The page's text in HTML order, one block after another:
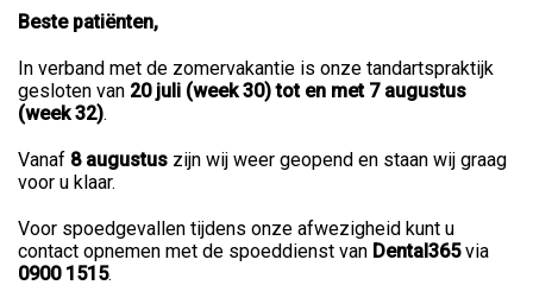
Beste patiënten,
In verband met de zomervakantie is onze tandartspraktijk
gesloten van 20 juli (week 30) tot en met 7 augustus
(week 32).
Vanaf 8 augustus zijn wij weer geopend en staan wij graag
voor u klaar.
Voor spoedgevallen tijdens onze afwezigheid kunt u
contact opnemen met de spoeddienst van Dental365via
0900 1515.